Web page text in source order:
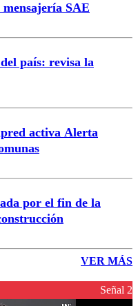
SAE
país: revisa la
activa Alerta
por el fin de la
VER MÁS
Señal 2